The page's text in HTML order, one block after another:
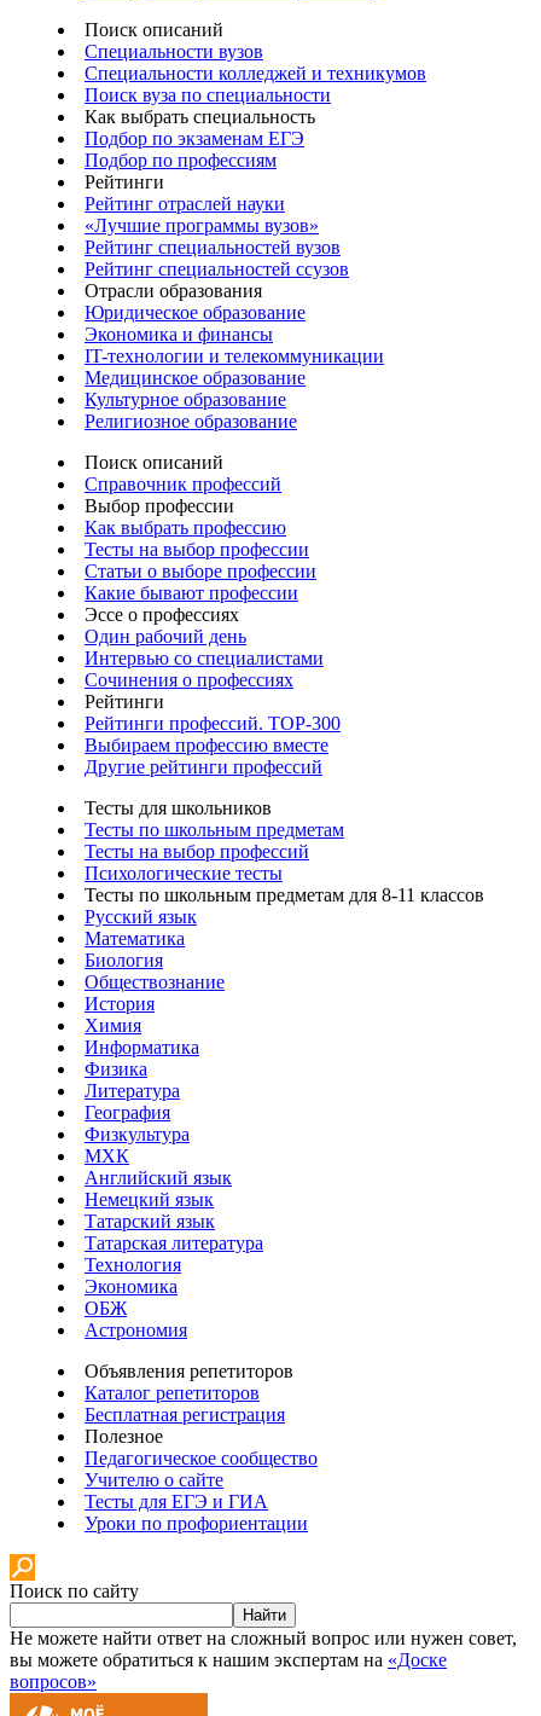
Поиск описаний
Специальности вузов
Специальности колледжей и техникумов
Поиск вуза по специальности
Как выбрать специальность
Подбор по экзаменам ЕГЭ
Подбор по профессиям
Рейтинги
Рейтинг отраслей науки
«Лучшие программы вузов»
Рейтинг специальностей вузов
Рейтинг специальностей ссузов
Отрасли образования
Юридическое образование
Экономика и финансы
IT-технологии и телекоммуникации
Медицинское образование
Культурное образование
Религиозное образование
Поиск описаний
Справочник профессий
Выбор профессии
Как выбрать профессию
Тесты на выбор профессии
Статьи о выборе профессии
Какие бывают профессии
Эссе о профессиях
Один рабочий день
Интервью со специалистами
Сочинения о профессиях
Рейтинги
Рейтинги профессий. TOP-300
Выбираем профессию вместе
Другие рейтинги профессий
Тесты для школьников
Тесты по школьным предметам
Тесты на выбор профессий
Психологические тесты
Тесты по школьным предметам для 8-11 классов
Русский язык
Математика
Биология
Обществознание
История
Химия
Информатика
Физика
Литература
География
Физкультура
МХК
Английский язык
Немецкий язык
Татарский язык
Татарская литература
Технология
Экономика
ОБЖ
Астрономия
Объявления репетиторов
Каталог репетиторов
Бесплатная регистрация
Полезное
Педагогическое сообщество
Учителю о сайте
Тесты для ЕГЭ и ГИА
Уроки по профориентации
Поиск по сайту
Найти
Не можете найти ответ на сложный вопрос или нужен совет,
вы можете обратиться к нашим экспертам на «Доске
вопросов»